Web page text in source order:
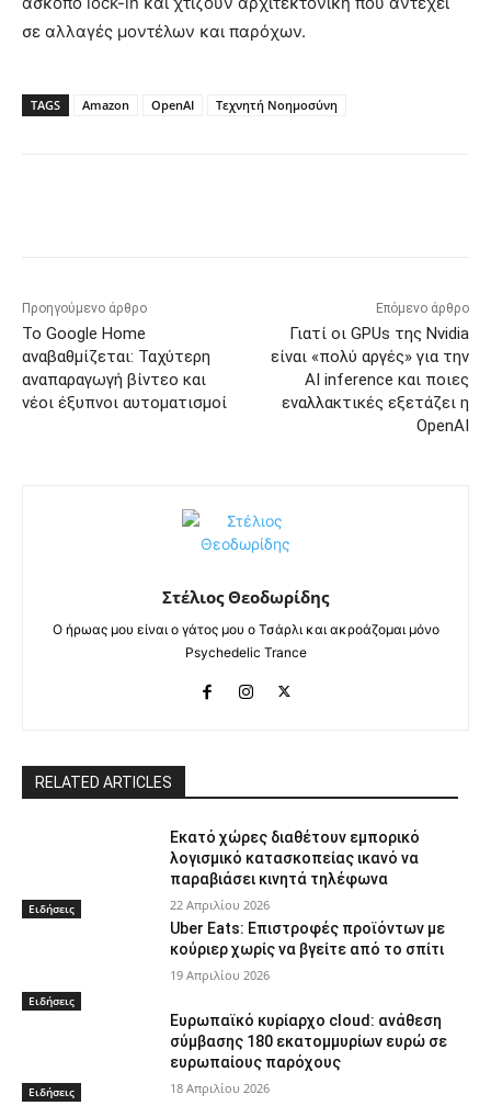
σε αλλαγές μοντέλων και παρόχων.
TAGS Amazon OpenAI Τεχνητή Νοημοσύνη
Προηγούμενο άρθρο
Το Google Home
αναβαθμίζεται: Ταχύτερη
αναπαραγωγή βίντεο και
νέοι έξυπνοι αυτοματισμοί
Επόμενο άρθρο
Γιατί οι GPUs της Nvidia
είναι «πολύ αργές» για την
AI inference και ποιες
εναλλακτικές εξετάζει η
OpenAI
Στέλιος Θεοδωρίδης
Ο ήρωας μου είναι ο γάτος μου ο Τσάρλι και ακροάζομαι μόνο
Psychedelic Trance
RELATED ARTICLES
Ειδήσεις
Εκατό χώρες διαθέτουν εμπορικό
λογισμικό κατασκοπείας ικανό να
παραβιάσει κινητά τηλέφωνα
22 Απριλίου 2026
Ειδήσεις
Uber Eats: Επιστροφές προϊόντων με
κούριερ χωρίς να βγείτε από το σπίτι
19 Απριλίου 2026
Ειδήσεις
Ευρωπαϊκό κυρίαρχο cloud: ανάθεση
σύμβασης 180 εκατομμυρίων ευρώ σε
ευρωπαίους παρόχους
18 Απριλίου 2026